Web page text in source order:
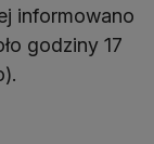
informowano
godziny 17